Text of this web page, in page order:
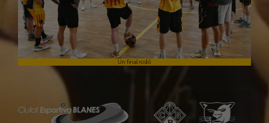
Un final rodó